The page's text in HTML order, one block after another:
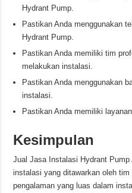
Hydrant Pump.
Pastikan Anda menggunakan
Hydrant Pump.
Pastikan Anda memiliki tim
melakukan instalasi.
Pastikan Anda menggunakan
instalasi.
Pastikan Anda memiliki
Kesimpulan
Jual Jasa Instalasi Hydrant
instalasi yang ditawarkan oleh
pengalaman yang luas dalam